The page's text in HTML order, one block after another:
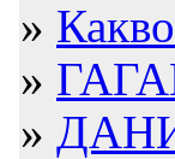
»
»
»